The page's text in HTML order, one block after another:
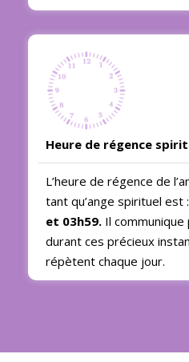
Heure de régence
L’heure de régence de
tant qu’ange spirituel est
et 03h59. Il
durant ces précieux
répètent chaque jour.